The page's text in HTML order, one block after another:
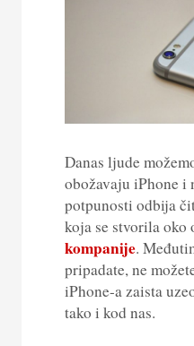
Danas ljude
obožavaju iPhone i
potpunosti odbija
koja se stvorila oko
kompanije.
pripadate, ne
iPhone-a zaista
tako i kod nas.